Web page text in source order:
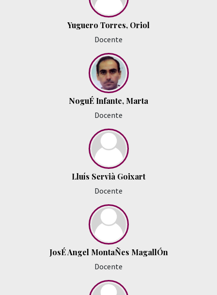
Yuguero Torres, Oriol
Docente
NoguÉ Infante, Marta
Docente
Lluís Servià Goixart
Docente
JosÉ Angel MontaÑes MagallÓn
Docente